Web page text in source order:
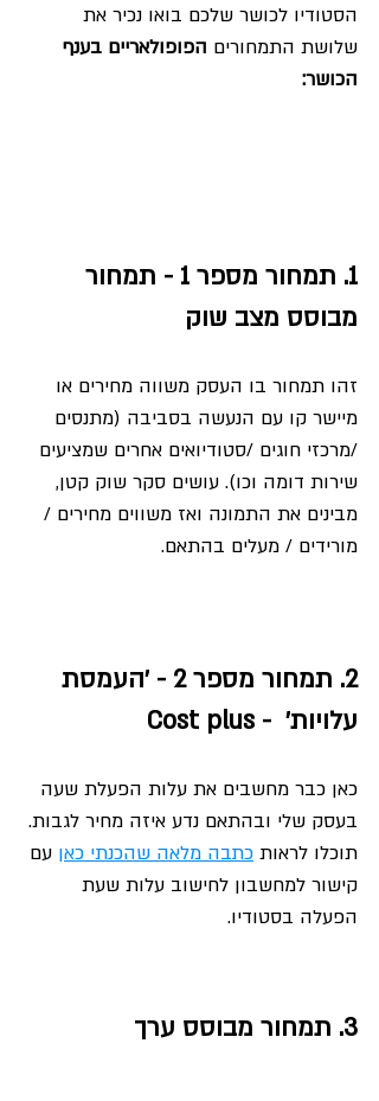
הסטודיו לכושר שלכם בואו נכיר את
שלושת התמחורים הפופולאריים בענף
הכושר:
1. תמחור מספר 1 - תמחור
מבוסס מצב שוק
זהו תמחור בו העסק משווה מחירים או
מיישר קו עם הנעשה בסביבה (מתנסים
/מרכזי חוגים /סטודיואים אחרים שמציעים
שירות דומה וכו). עושים סקר שוק קטן,
מבינים את התמונה ואז משווים מחירים /
מורידים / מעלים בהתאם.
2. תמחור מספר 2 - ׳העמסת
עלויות׳  - Cost plus
כאן כבר מחשבים את עלות הפעלת שעה
בעסק שלי ובהתאם נדע איזה מחיר לגבות.
תוכלו לראות כתבה מלאה שהכנתי כאן עם
קישור למחשבון לחישוב עלות שעת
הפעלה בסטודיו.
3. תמחור מבוסס ערך